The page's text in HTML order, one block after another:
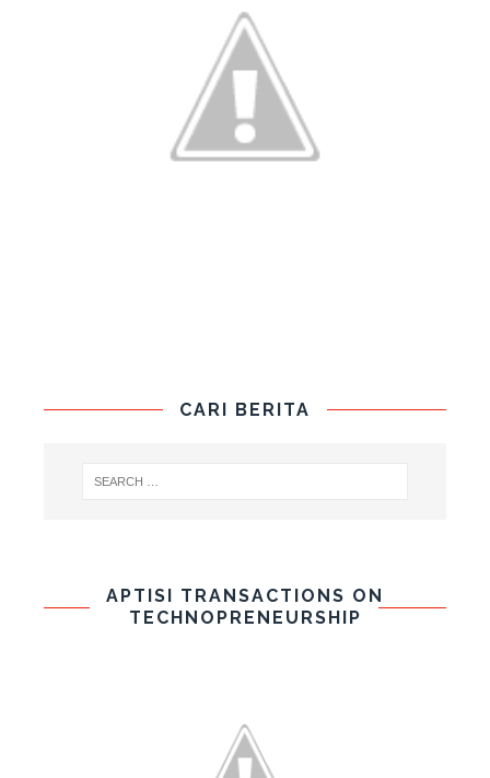
CARI BERITA
APTISI TRANSACTIONS ON
TECHNOPRENEURSHIP